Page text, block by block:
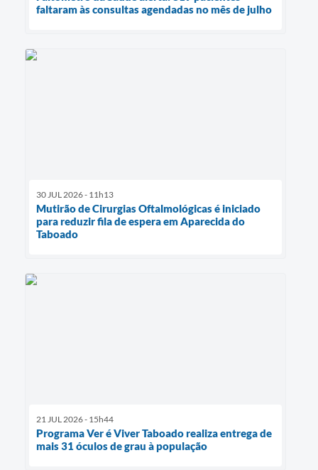
faltaram às consultas agendadas no mês de julho
30 JUL 2026 - 11h13
Mutirão de Cirurgias Oftalmológicas é iniciado
para reduzir fila de espera em Aparecida do
Taboado
21 JUL 2026 - 15h44
Programa Ver é Viver Taboado realiza entrega de
mais 31 óculos de grau à população